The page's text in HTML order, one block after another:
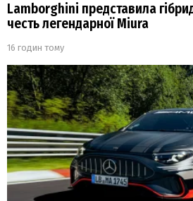
Lamborghini представила
честь легендарної Miura
16 годин тому